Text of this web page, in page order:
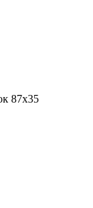
87х35